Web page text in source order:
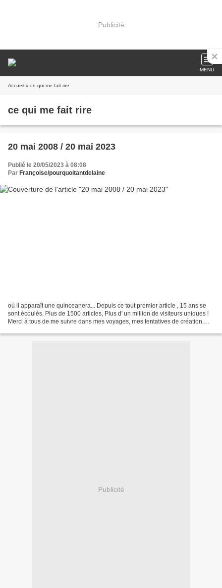
Publicité
MENU
Accueil » ce qui me fait rire
ce qui me fait rire
20 mai 2008 / 20 mai 2023
Publié le 20/05/2023 à 08:08
Par Françoise/pourquoitantdelaine
où il apparaît une quinceanera... Depuis ce tout premier article , 15 ans se
sont écoulés. Plus de 1500 articles, Plus d' un million de visiteurs uniques !
Merci à tous de me suivre dans mes voyages, mes tentatives de création,
Publicité